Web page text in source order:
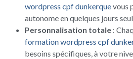
wordpress cpf dunkerquevous
autonome en quelques jours
Personnalisation totale :
formation wordpress cpf
besoins spécifiques, à votre